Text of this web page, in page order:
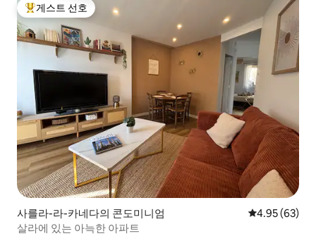
상위 게스트 선호
게스트 선호
사를라-라-카네다의 콘도미니엄 평점 4.95점(5
4.95 (63)
살라에 있는 아늑한 아파트